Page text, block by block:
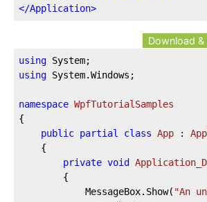
</Application>
Download
using
using System.Windows;
namespace WpfTutorialSamples
{
public partial class App :
private void
			MessageBox.Show(
"An